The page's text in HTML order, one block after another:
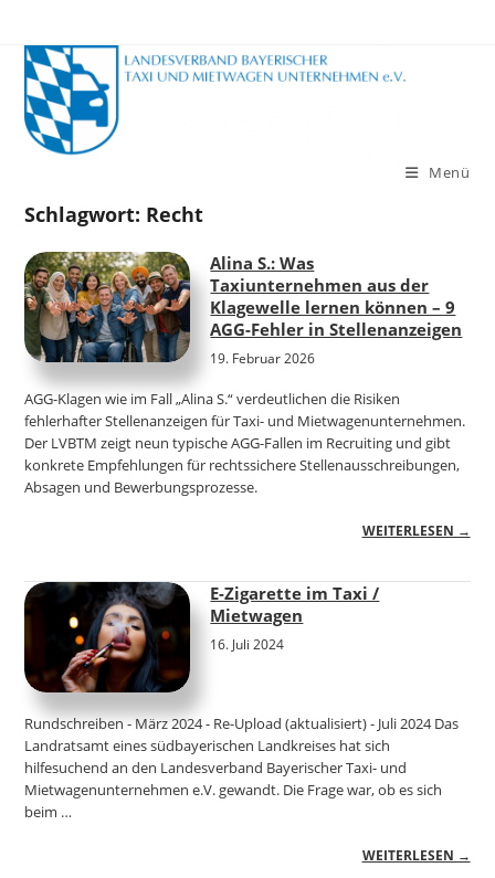
Inhalt
springen
Menü
Schlagwort: Recht
Alina S.: Was
Taxiunternehmen aus der
Klagewelle lernen können – 9
AGG-Fehler in Stellenanzeigen
19. Februar 2026
AGG-Klagen wie im Fall „Alina S.“ verdeutlichen die Risiken
fehlerhafter Stellenanzeigen für Taxi- und Mietwagenunternehmen.
Der LVBTM zeigt neun typische AGG-Fallen im Recruiting und gibt
konkrete Empfehlungen für rechtssichere Stellenausschreibungen,
Absagen und Bewerbungsprozesse.
WEITERLESEN →
E-Zigarette im Taxi /
Mietwagen
16. Juli 2024
Rundschreiben - März 2024 - Re-Upload (aktualisiert) - Juli 2024 Das
Landratsamt eines südbayerischen Landkreises hat sich
hilfesuchend an den Landesverband Bayerischer Taxi- und
Mietwagenunternehmen e.V. gewandt. Die Frage war, ob es sich
beim …
WEITERLESEN →